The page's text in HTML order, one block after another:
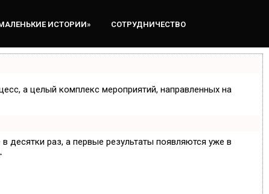
ИСТОРИИ» СОТРУДНИЧЕСТВО
а целый комплекс мероприятий, направленных на
десятки раз, а первые результаты появляются уже в